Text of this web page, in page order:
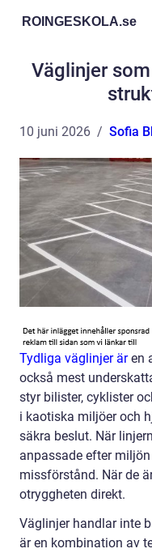
ROINGESKOLA.se
Väglinjer
10 juni 2026 Sofia
Tydliga väglinjer ären
också mest
styr bilister, cyklister
i kaotiska miljöer och
säkra beslut. När
anpassade efter
missförstånd. När de
otryggheten direkt.
Väglinjer handlar inte
är en kombination av